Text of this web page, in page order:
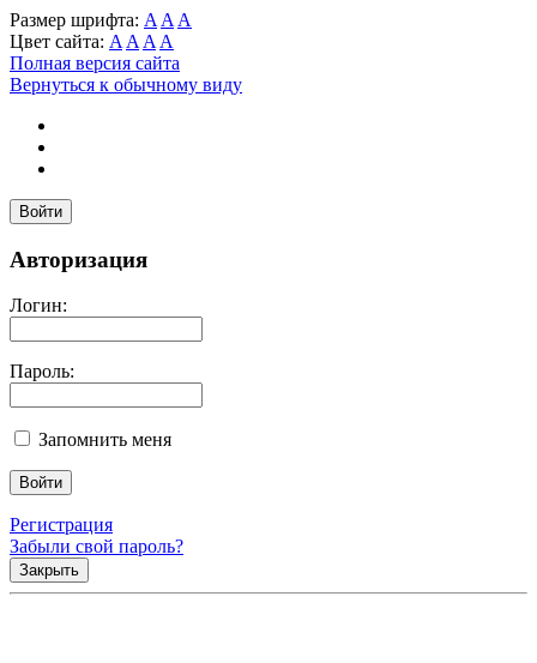
Размер шрифта: A A A
Цвет сайта: A A A A
Полная версия сайта
Вернуться к обычному виду
Войти
Авторизация
Логин:
Пароль:
Запомнить меня
Регистрация
Забыли свой пароль?
Закрыть